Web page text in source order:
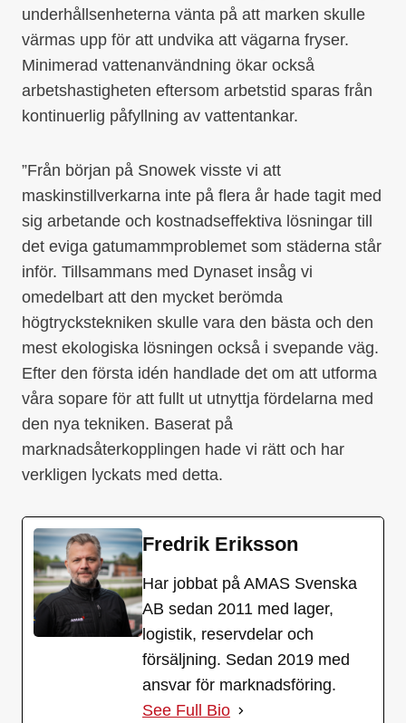
underhållsenheterna vänta på att marken skulle
värmas upp för att undvika att vägarna fryser.
Minimerad vattenanvändning ökar också
arbetshastigheten eftersom arbetstid sparas från
kontinuerlig påfyllning av vattentankar.
”Från början på Snowek visste vi att
maskinstillverkarna inte på flera år hade tagit med
sig arbetande och kostnadseffektiva lösningar till
det eviga gatumammproblemet som städerna står
inför. Tillsammans med Dynaset insåg vi
omedelbart att den mycket berömda
högtryckstekniken skulle vara den bästa och den
mest ekologiska lösningen också i svepande väg.
Efter den första idén handlade det om att utforma
våra sopare för att fullt ut utnyttja fördelarna med
den nya tekniken. Baserat på
marknadsåterkopplingen hade vi rätt och har
verkligen lyckats med detta.
Fredrik Eriksson
Har jobbat på AMAS Svenska
AB sedan 2011 med lager,
logistik, reservdelar och
försäljning. Sedan 2019 med
ansvar för marknadsföring.
See Full Bio